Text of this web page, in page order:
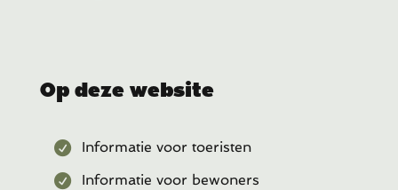
Op deze website
Informatie voor toeristen
Informatie voor bewoners